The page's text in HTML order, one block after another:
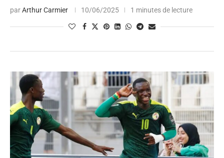
parArthur Carmier 10/06/2025 1 minutes de lecture